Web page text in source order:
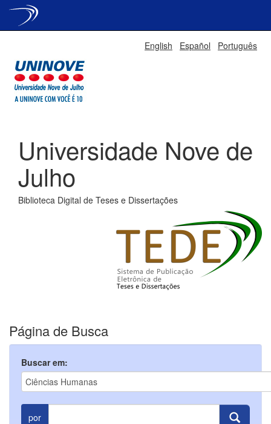
English Español Português
Universidade Nove de
Julho
Biblioteca Digital de Teses e Dissertações
Página de Busca
Buscar em:
por